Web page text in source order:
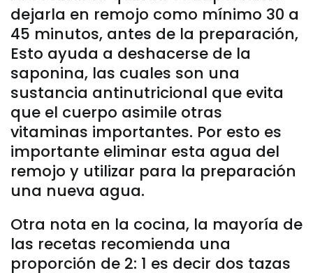
dejarla en remojo como mínimo 30 a
45 minutos, antes de la preparación,
Esto ayuda a deshacerse de la
saponina, las cuales son una
sustancia antinutricional que evita
que el cuerpo asimile otras
vitaminas importantes. Por esto es
importante eliminar esta agua del
remojo y utilizar para la preparación
una nueva agua.
Otra nota en la cocina, la mayoría de
las recetas recomienda una
proporción de 2: 1 es decir dos tazas